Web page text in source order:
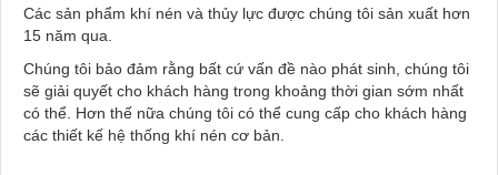
Các sản phẩm khí nén và thủy lực được chúng tôi sản xuất hơn
15 năm qua.
Chúng tôi bảo đảm rằng bất cứ vấn đề nào phát sinh, chúng tôi
sẽ giải quyết cho khách hàng trong khoảng thời gian sớm nhất
có thể. Hơn thế nữa chúng tôi có thể cung cấp cho khách hàng
các thiết kế hệ thống khí nén cơ bản.